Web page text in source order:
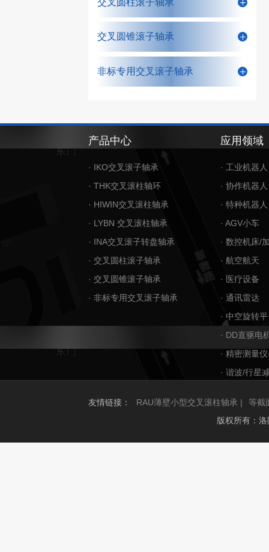
交叉圆锥滚子轴承
非标专用交叉滚子轴承
产品中心
· IKO交叉滚子轴承
· THK交叉滚柱轴环
· HIWIN交叉滚柱轴承
· LYBN 交叉滚柱轴承
· INA交叉滚子转盘轴承
· 交叉圆柱滚子轴承
· 交叉圆锥滚子轴承
· 非标专用交叉滚子轴承
应用领域
· 工业机器人
· 协作机器人
· 特种机器人
· AGV小车
· 数控机床/
· 航空航天
· 医疗设备
· 通讯雷达
· 中空旋转
· DD直驱电
· 精密测量
· 谐波/行星
友情链接： RAU薄壁小型交叉滚柱轴承 |
等截
版权所有：